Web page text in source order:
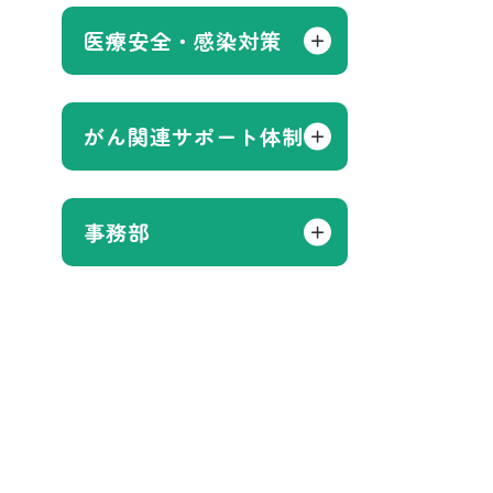
医療安全・感染対策
がん関連サポート体制
事務部